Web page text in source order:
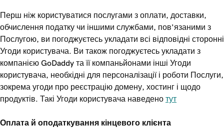
Перш ніж користуватися послугами з оплати, доставки,
обчислення податку чи іншими службами, пов’язаними з
Послугою, ви погоджуєтесь укладати всі відповідні сторонні
Угоди користувача. Ви також погоджуєтесь укладати з
компанією GoDaddy та її компаньйонами інші Угоди
користувача, необхідні для персоналізації і роботи Послуги,
зокрема угоди про реєстрацію домену, хостинг і щодо
продуктів. Такі Угоди користувача наведено тут
Оплата й оподаткування кінцевого клієнта